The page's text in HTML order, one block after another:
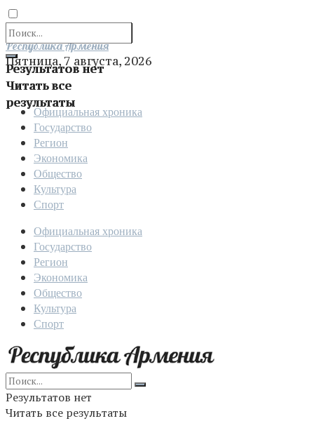
Результатов нет
Читать все
результаты
Отправить
Республика Армения
Пятница, 7 августа, 2026
Официальная хроника
Государство
Регион
Экономика
Общество
Культура
Спорт
Официальная хроника
Государство
Регион
Экономика
Общество
Культура
Спорт
Результатов нет
Читать все результаты